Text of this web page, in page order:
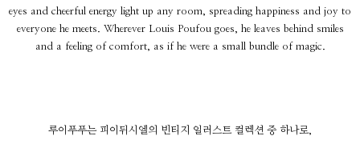
eyes and cheerful energy light up any room, spreading happiness and joy to
everyone he meets. Wherever Louis Poufou goes, he leaves behind smiles
and a feeling of comfort, as if he were a small bundle of magic.
루이푸푸는 피이뒤시엘의 빈티지 일러스트 컬렉션 중 하나로,